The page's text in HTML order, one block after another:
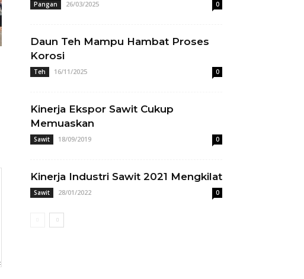
Pangan 26/03/2025 0
Daun Teh Mampu Hambat Proses
Korosi
Teh 16/11/2025 0
Kinerja Ekspor Sawit Cukup
Memuaskan
Sawit 18/09/2019 0
Kinerja Industri Sawit 2021 Mengkilat
Sawit 28/01/2022 0